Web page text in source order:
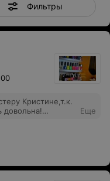
Фильтры
Кристине,т.к.
довольна!
мой
казусах
Еще